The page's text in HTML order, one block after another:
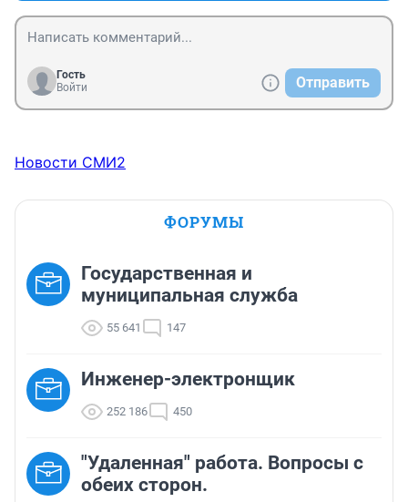
Гость
Войти
Отправить
Новости СМИ2
ФОРУМЫ
Государственная и
муниципальная служба
55 641 147
Инженер-электронщик
252 186 450
"Удаленная" работа. Вопросы с
обеих сторон.